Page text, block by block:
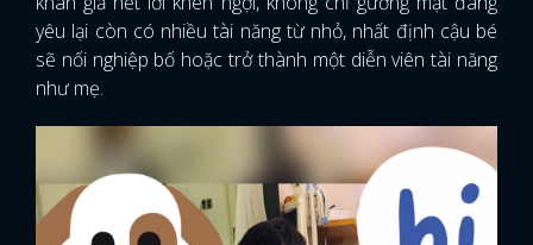
yêu lại còn có nhiều tài năng từ nhỏ, nhất định cậu bé
sẽ nối nghiệp bố hoặc trở thành một diễn viên tài năng
như mẹ.